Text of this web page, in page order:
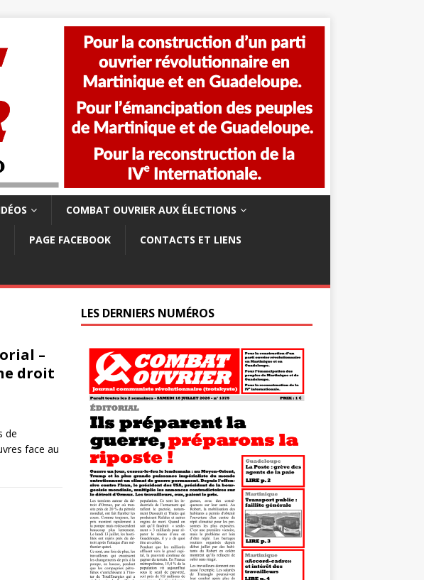
COMBAT OUVRIER AUX ÉLECTIONS
PAGE FACEBOOK CONTACTS ET LIENS
–
droit
de
face au
LES DERNIERS NUMÉROS